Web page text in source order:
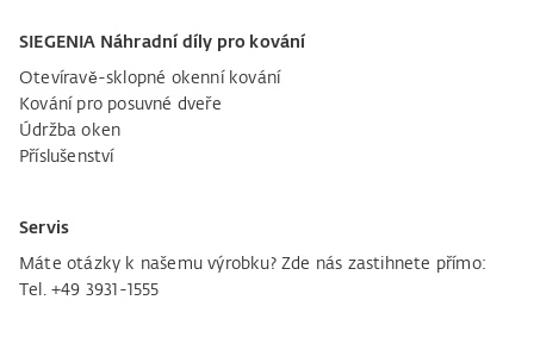
SIEGENIA Náhradní díly pro kování
Otevíravě-sklopné okenní kování
Kování pro posuvné dveře
Údržba oken
Příslušenství
Servis
Máte otázky k našemu výrobku? Zde nás zastihnete přímo:
Tel. +49 3931-1555